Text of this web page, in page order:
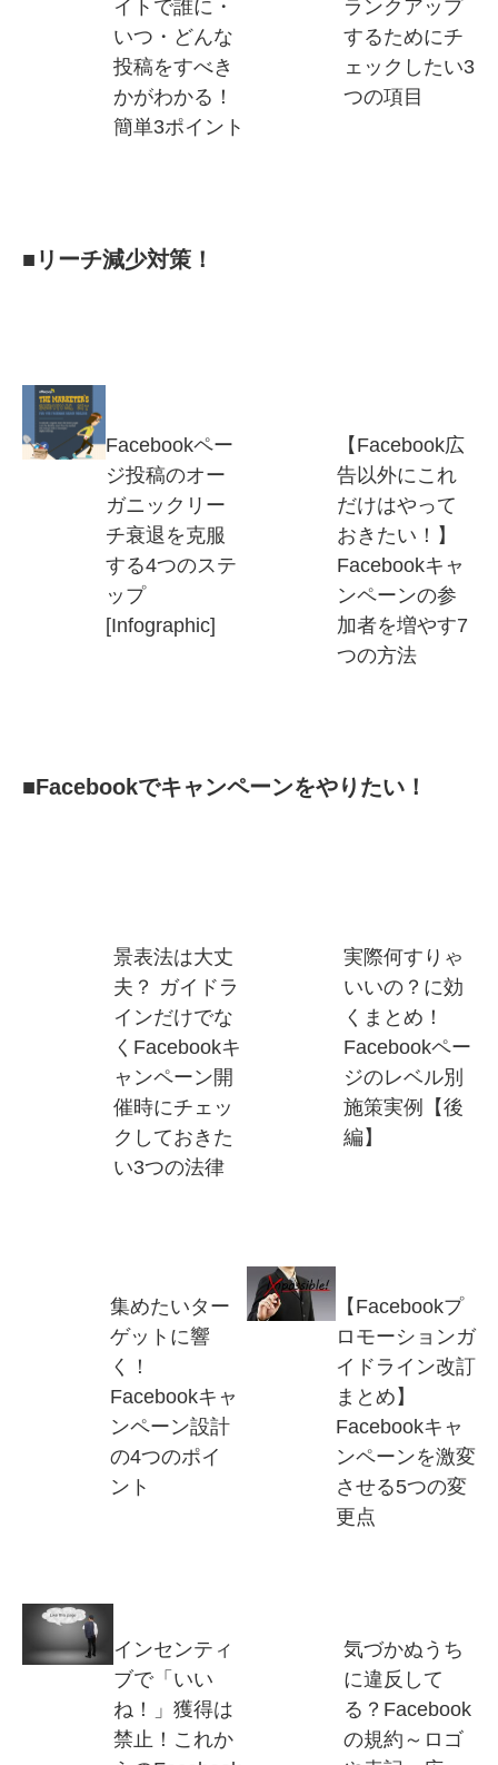
イトで誰に・
いつ・どんな
投稿をすべき
かがわかる！
簡単3ポイント
ランクアップ
するためにチ
ェックしたい3
つの項目
■リーチ減少対策！
Facebookペー
ジ投稿のオー
ガニックリー
チ衰退を克服
する4つのステ
ップ
[Infographic]
【Facebook広
告以外にこれ
だけはやって
おきたい！】
Facebookキャ
ンペーンの参
加者を増やす7
つの方法
■Facebookでキャンペーンをやりたい！
景表法は大丈
夫？ ガイドラ
インだけでな
くFacebookキ
ャンペーン開
催時にチェッ
クしておきた
い3つの法律
実際何すりゃ
いいの？に効
くまとめ！
Facebookペー
ジのレベル別
施策実例【後
編】
集めたいター
ゲットに響
く！
Facebookキャ
ンペーン設計
の4つのポイ
ント
【Facebookプ
ロモーションガ
イドライン改訂
まとめ】
Facebookキャ
ンペーンを激変
させる5つの変
更点
インセンティ
ブで「いい
ね！」獲得は
禁止！これか
気づかぬうち
に違反して
る？Facebook
の規約～ロゴ